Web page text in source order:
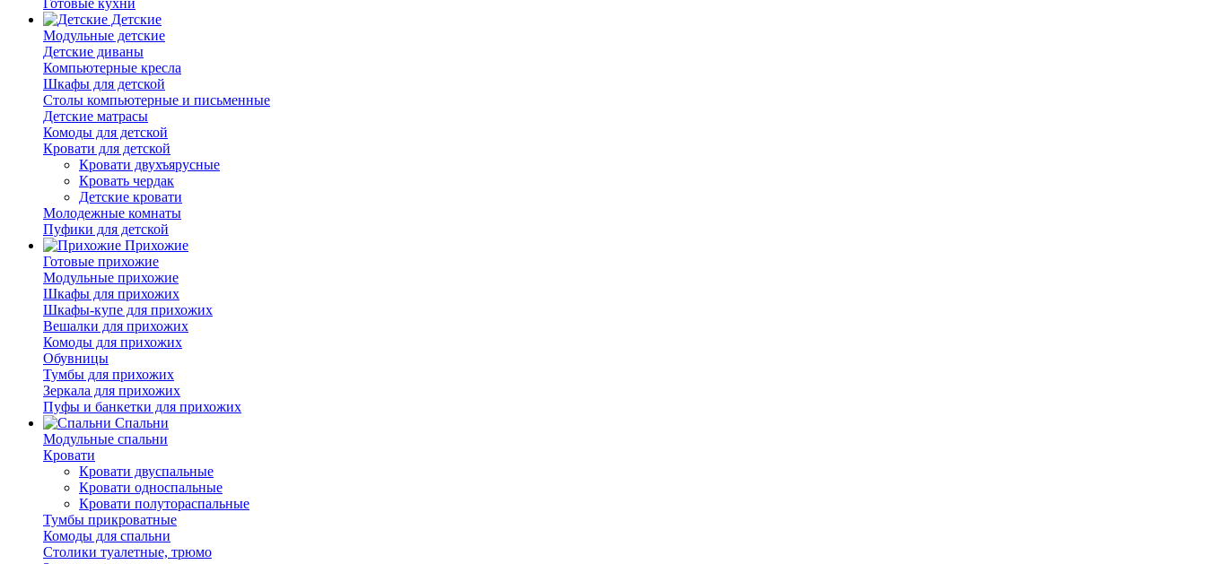
Готовые кухни
Детские
Модульные детские
Детские диваны
Компьютерные кресла
Шкафы для детской
Столы компьютерные и письменные
Детские матрасы
Комоды для детской
Кровати для детской
Кровати двухъярусные
Кровать чердак
Детские кровати
Молодежные комнаты
Пуфики для детской
Прихожие
Готовые прихожие
Модульные прихожие
Шкафы для прихожих
Шкафы-купе для прихожих
Вешалки для прихожих
Комоды для прихожих
Обувницы
Тумбы для прихожих
Зеркала для прихожих
Пуфы и банкетки для прихожих
Спальни
Модульные спальни
Кровати
Кровати двуспальные
Кровати односпальные
Кровати полутораспальные
Тумбы прикроватные
Комоды для спальни
Столики туалетные, трюмо